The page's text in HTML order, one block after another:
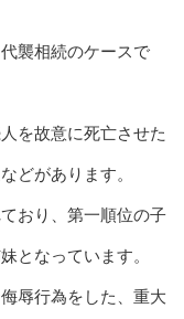
襲相続のケースで
を故意に死亡させた
どがあります。
おり、第一順位の子
となっています。
辱行為をした、重大